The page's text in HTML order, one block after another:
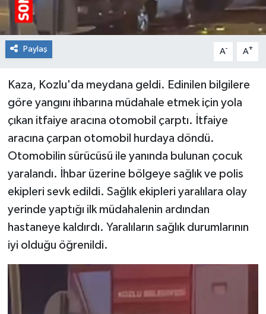
Paylaş A- A+
Kaza, Kozlu'da meydana geldi. Edinilen bilgilere
göre yangını ihbarına müdahale etmek için yola
çıkan itfaiye aracına otomobil çarptı. İtfaiye
aracına çarpan otomobil hurdaya döndü.
Otomobilin sürücüsü ile yanında bulunan çocuk
yaralandı. İhbar üzerine bölgeye sağlık ve polis
ekipleri sevk edildi. Sağlık ekipleri yaralılara olay
yerinde yaptığı ilk müdahalenin ardından
hastaneye kaldırdı. Yaralıların sağlık durumlarının
iyi olduğu öğrenildi.